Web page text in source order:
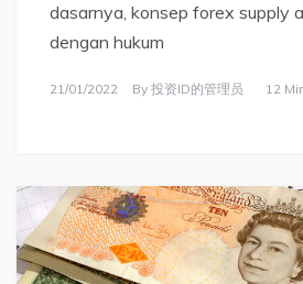
dasarnya, konsep forex supply
dengan hukum
21/01/2022 By 投资ID的管理员 12